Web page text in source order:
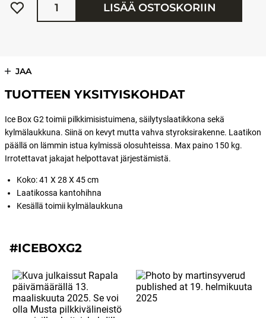
LISÄÄ OSTOSKORIIN
JAA
TUOTTEEN YKSITYISKOHDAT
Ice Box G2 toimii pilkkimisistuimena, säilytyslaatikkona sekä
kylmälaukkuna. Siinä on kevyt mutta vahva styroksirakenne. Laatikon
päällä on lämmin istua kylmissä olosuhteissa. Max paino 150 kg.
Irrotettavat jakajat helpottavat järjestämistä.
Koko: 41 X 28 X 45 cm
Laatikossa kantohihna
Kesällä toimii kylmälaukkuna
#ICEBOXG2